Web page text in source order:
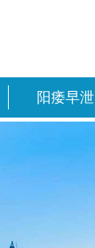
阳痿早泄